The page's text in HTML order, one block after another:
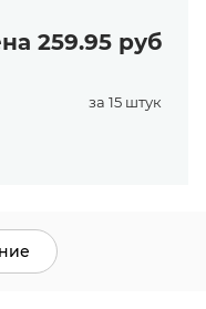
259.95 руб
за 15 штук